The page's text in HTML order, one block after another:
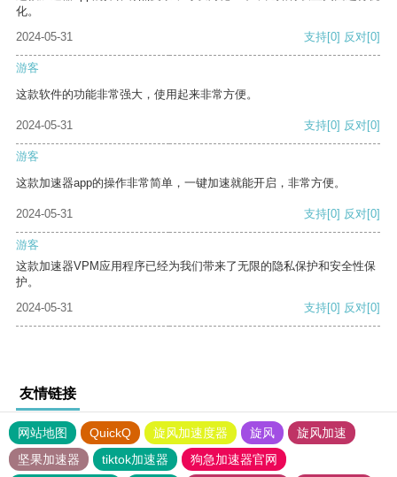
化。
2024-05-31
支持[0] 反对[0]
游客
这款软件的功能非常强大，使用起来非常方便。
2024-05-31 支持[0] 反对[0]
游客
这款加速器app的操作非常简单，一键加速就能开启，非常方便。
2024-05-31 支持[0] 反对[0]
游客
这款加速器VPM应用程序已经为我们带来了无限的隐私保护和安全性保
护。
2024-05-31
支持[0] 反对[0]
友情链接
网站地图 QuickQ 旋风加速度器 旋风
旋风加速
坚果加速器
tiktok加速器 狗急加速器官网